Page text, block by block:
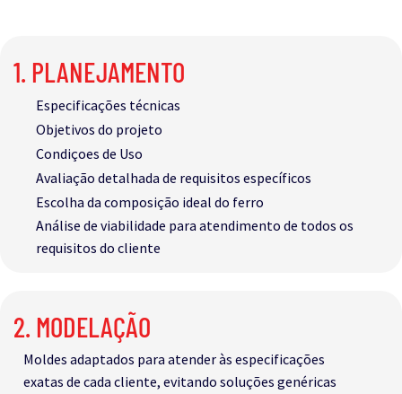
1. PLANEJAMENTO
Especificações técnicas
Objetivos do projeto
Condiçoes de Uso
Avaliação detalhada de requisitos específicos
Escolha da composição ideal do ferro
Análise de viabilidade para atendimento de todos os
requisitos do cliente
2. MODELAÇÃO​
Moldes adaptados para atender às especificações
exatas de cada cliente, evitando soluções genéricas​